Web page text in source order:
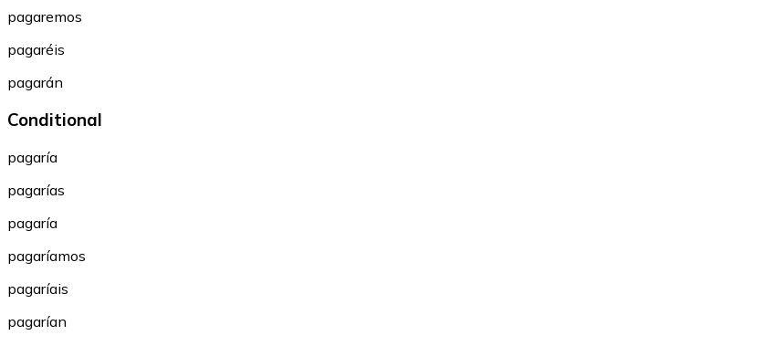
pagaremos
pagaréis
pagarán
Conditional
pagaría
pagarías
pagaría
pagaríamos
pagaríais
pagarían